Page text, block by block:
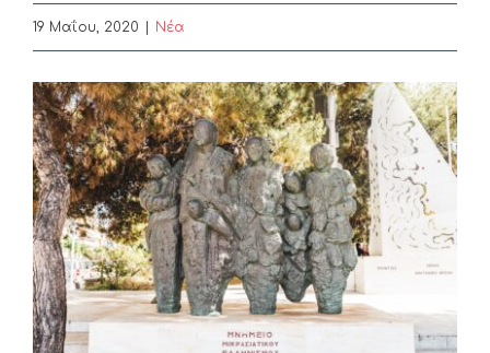
19 Μαΐου, 2020 | Nέα
View
Larger
Image